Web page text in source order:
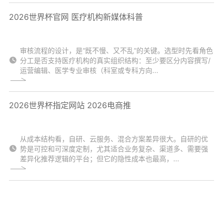
2026世界杯官网 医疗机构新媒体科普
审核流程的设计，是“既不慢、又不乱”的关键。选型时先看角色
分工是否支持医疗机构的真实组织结构：至少要区分内容撰写/
运营编辑、医学专业审核（科室或专科方向...
2026世界杯指定网站 2026电商推
从成本结构看，自研、云服务、混合方案差异很大。自研的优
势是可控和可深度定制，尤其适合业务复杂、渠道多、需要强
差异化推荐逻辑的平台；但它的隐性成本也最高，...